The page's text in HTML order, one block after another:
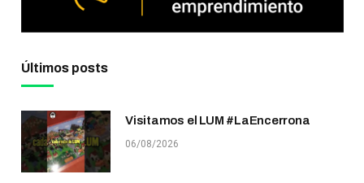
Últimos posts
Visitamos el LUM #LaEncerrona
06/08/2026